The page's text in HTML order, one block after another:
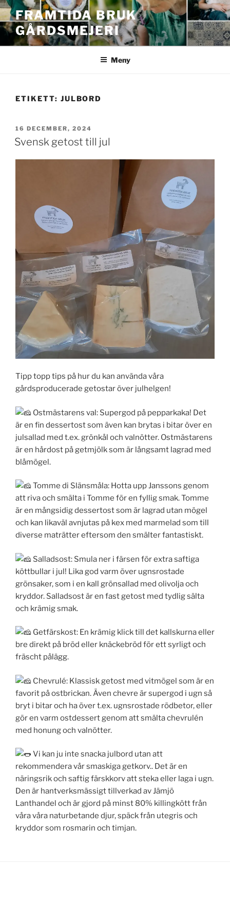
Hoppa
till
innehåll
FRAMTIDA BRUK
GÅRDSMEJERI
Meny
ETIKETT: JULBORD
PUBLICERAT
16 DECEMBER, 2024
Svensk getost till jul
Tipp topp tips på hur du kan använda våra
gårdsproducerade getostar över julhelgen!
Ostmästarens val: Supergod på pepparkaka! Det
är en fin dessertost som även kan brytas i bitar över en
julsallad med t.ex. grönkål och valnötter. Ostmästarens
är en hårdost på getmjölk som är långsamt lagrad med
blåmögel.
Tomme di Slänsmåla: Hotta upp Janssons genom
att riva och smälta i Tomme för en fyllig smak. Tomme
är en mångsidig dessertost som är lagrad utan mögel
och kan likaväl avnjutas på kex med marmelad som till
diverse maträtter eftersom den smälter fantastiskt.
Salladsost: Smula ner i färsen för extra saftiga
köttbullar i jul! Lika god varm över ugnsrostade
grönsaker, som i en kall grönsallad med olivolja och
kryddor. Salladsost är en fast getost med tydlig sälta
och krämig smak.
Getfärskost: En krämig klick till det kallskurna eller
bre direkt på bröd eller knäckebröd för ett syrligt och
fräscht pålägg.
Chevrulé: Klassisk getost med vitmögel som är en
favorit på ostbrickan. Även chevre är supergod i ugn så
bryt i bitar och ha över t.ex. ugnsrostade rödbetor, eller
gör en varm ostdessert genom att smälta chevrulén
med honung och valnötter.
Vi kan ju inte snacka julbord utan att
rekommendera vår smaskiga getkorv.. Det är en
näringsrik och saftig färskkorv att steka eller laga i ugn.
Den är hantverksmässigt tillverkad av Jämjö
Lanthandel och är gjord på minst 80% killingkött från
våra våra naturbetande djur, späck från utegris och
kryddor som rosmarin och timjan.